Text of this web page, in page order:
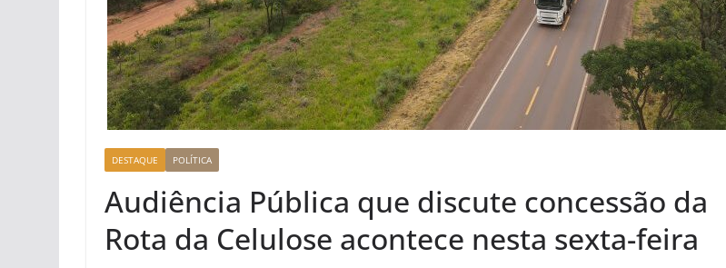
DESTAQUE POLÍTICA
Audiência Pública que discute concessão da
Rota da Celulose acontece nesta sexta-feira